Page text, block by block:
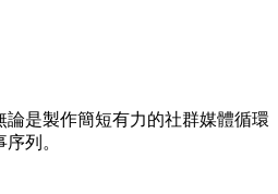
是製作簡短有力的社群媒體循環
列。